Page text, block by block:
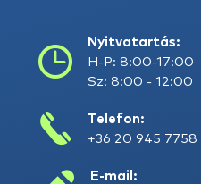
Nyitvatartás:
H-P: 8:00-17:00
Sz: 8:00 - 12:00
Telefon:
+36 20 945 7758
E-mail: